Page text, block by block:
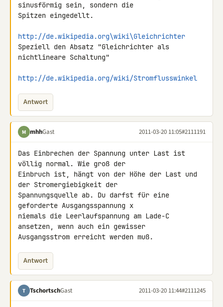
sinusförmig sein, sondern die
Spitzen eingedellt.
http://de.wikipedia.org\wiki\Gleichrichter
Speziell den Absatz "Gleichrichter als
nichtlineare Schaltung"
http://de.wikipedia.org/wiki/Stromflusswinkel
Antwort
M mhhGast 2011-03-20 11:05#2111191
Das Einbrechen der Spannung unter Last ist
völlig normal. Wie groß der
Einbruch ist, hängt von der Höhe der Last und
der Stromergiebigkeit der
Spannungsquelle ab. Du darfst für eine
geforderte Ausgangsspannung x
niemals die Leerlaufspannung am Lade-C
ansetzen, wenn auch ein gewisser
Ausgangsstrom erreicht werden muß.
Antwort
T TschortschGast 2011-03-20 11:44#2111245